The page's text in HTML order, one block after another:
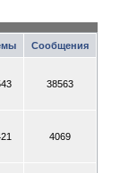
Сообщения
38563
4069